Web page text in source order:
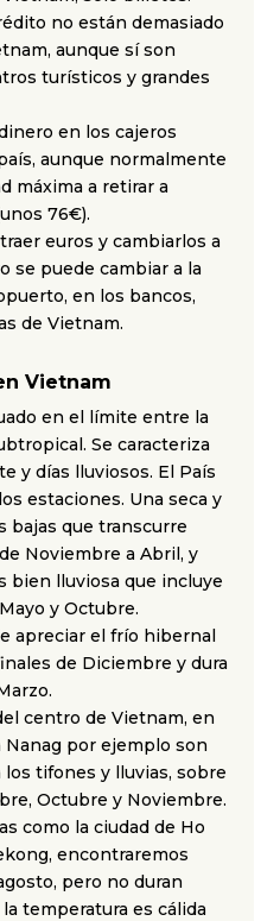
no están demasiado
aunque sí son
turísticos y grandes
en los cajeros
aunque normalmente
máxima a retirar a
76€).
euros y cambiarlos a
se puede cambiar a la
en los bancos,
de Vietnam.
Vietnam
en el límite entre la
Se caracteriza
y días lluviosos. El País
estaciones. Una seca y
bajas que transcurre
Noviembre a Abril, y
bien lluviosa que incluye
y Octubre.
apreciar el frío hibernal
de Diciembre y dura
centro de Vietnam, en
Nanag por ejemplo son
los tifones y lluvias, sobre
Octubre y Noviembre.
como la ciudad de Ho
encontraremos
pero no duran
temperatura es cálida